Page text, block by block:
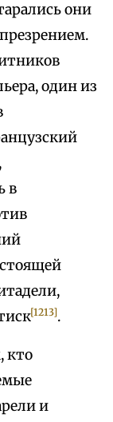
они
один из
,
в
[1213].
кто
и